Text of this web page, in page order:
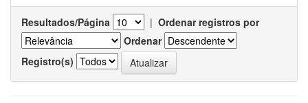
Resultados/Página | Ordenar registros por
Ordenar
Registro(s)